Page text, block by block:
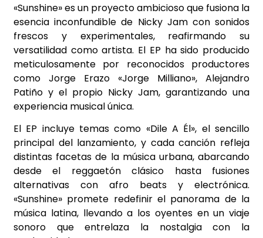
«Sunshine» es un proyecto ambicioso que fusiona la
esencia inconfundible de Nicky Jam con sonidos
frescos y experimentales, reafirmando su
versatilidad como artista. El EP ha sido producido
meticulosamente por reconocidos productores
como Jorge Erazo «Jorge Milliano», Alejandro
Patiño y el propio Nicky Jam, garantizando una
experiencia musical única.
El EP incluye temas como «Dile A Él», el sencillo
principal del lanzamiento, y cada canción refleja
distintas facetas de la música urbana, abarcando
desde el reggaetón clásico hasta fusiones
alternativas con afro beats y electrónica.
«Sunshine» promete redefinir el panorama de la
música latina, llevando a los oyentes en un viaje
sonoro que entrelaza la nostalgia con la